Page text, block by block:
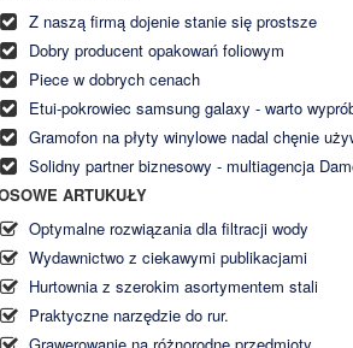
Z naszą firmą dojenie stanie się prostsze
Dobry producent opakowań foliowym
Piece w dobrych cenach
Etui-pokrowiec samsung galaxy - warto
Gramofon na płyty winylowe nadal chęnie
Solidny partner biznesowy - multiagencja
ARTUKUŁY
Optymalne rozwiązania dla filtracji wody
Wydawnictwo z ciekawymi publikacjami
Hurtownia z szerokim asortymentem stali
Praktyczne narzędzie do rur.